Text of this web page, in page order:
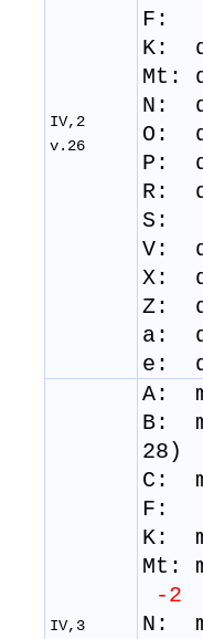
IV,2
v.26
F:
K:
Mt:
N:
O:
P:
R:
S:
V:
X:
Z:
a:
e:
IV,3
A:
B:
28)
C:
F:
K:
-2
N: